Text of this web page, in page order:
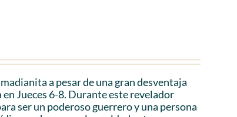
a pesar de una gran desventaja
Jueces 6-8. Durante este revelador
ser un poderoso guerrero y una persona